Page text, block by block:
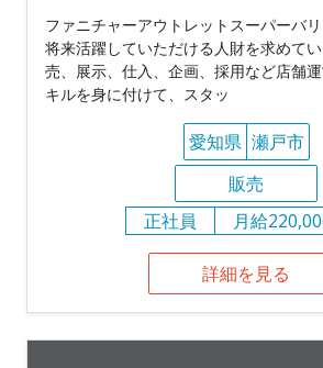
ファニチャーアウトレットスーパーバ
将来活躍していただける人財を求めて
売、展示、仕入、企画、採用など店舗
キルを身に付けて、スタッ
愛知県 瀬戸市
販売
正社員
月給
詳細を見る